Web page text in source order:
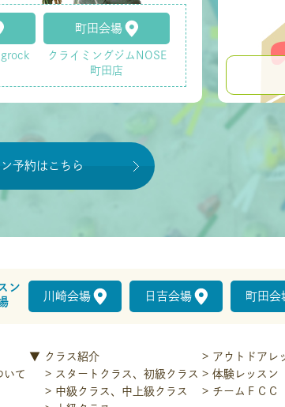
町田会場
クライミングジムNOSE
町田店
予約はこちら
ン
川崎会場 日吉会場 町田会
いて
クラス紹介
スタートクラス、初級クラス
中級クラス、中上級クラス
アウトドアレ
体験レッスン
チームＦＣＣ